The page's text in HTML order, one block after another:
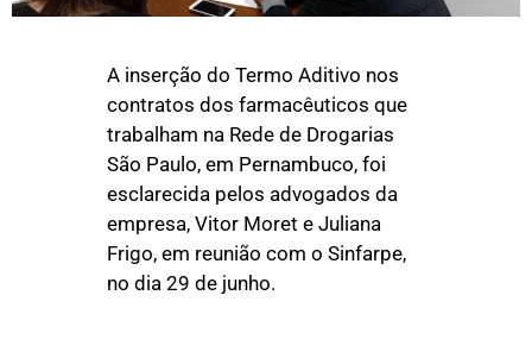
A inserção do Termo Aditivo nos
contratos dos farmacêuticos que
trabalham na Rede de Drogarias
São Paulo, em Pernambuco, foi
esclarecida pelos advogados da
empresa, Vitor Moret e Juliana
Frigo, em reunião com o Sinfarpe,
no dia 29 de junho.